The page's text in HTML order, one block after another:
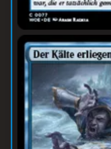
Der Kälte erliegen